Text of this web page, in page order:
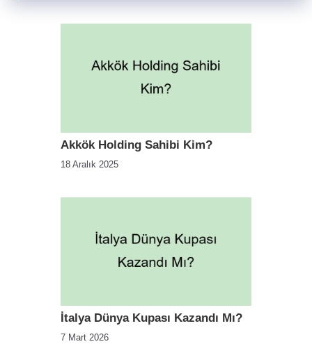
Akkök Holding Sahibi Kim?
18 Aralık 2025
İtalya Dünya Kupası Kazandı Mı?
7 Mart 2026